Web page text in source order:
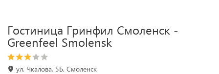
Гостиница Гринфил Смоленск -
Greenfeel Smolensk
ул. Чкалова, 5Б, Смоленск